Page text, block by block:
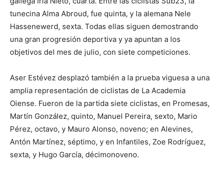
tunecina Alma Abroud, fue quinta, y la alemana Nele
Hassenewerd, sexta. Todas ellas siguen demostrando
una gran progresión deportiva y ya apuntan a los
objetivos del mes de julio, con siete competiciones.
Aser Estévez desplazó también a la prueba viguesa a una
amplia representación de ciclistas de La Academia
Oiense. Fueron de la partida siete ciclistas, en Promesas,
Martín González, quinto, Manuel Pereira, sexto, Mario
Pérez, octavo, y Mauro Alonso, noveno; en Alevines,
Antón Martínez, séptimo, y en Infantiles, Zoe Rodríguez,
sexta, y Hugo García, décimonoveno.